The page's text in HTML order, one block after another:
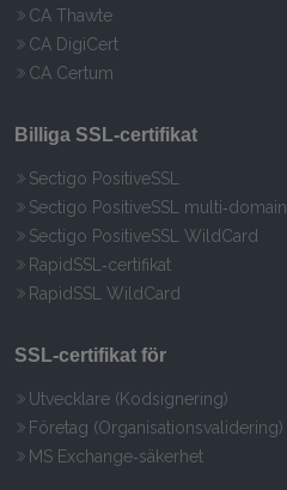
CA Thawte
CA DigiCert
CA Certum
Billiga SSL‑certifikat
Sectigo PositiveSSL
Sectigo PositiveSSL multi‑domain
Sectigo PositiveSSL WildCard
RapidSSL‑certifikat
RapidSSL WildCard
SSL‑certifikat för
Utvecklare (Kodsignering)
Företag (Organisationsvalidering)
MS Exchange‑säkerhet